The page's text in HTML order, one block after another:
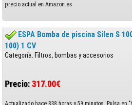
precio actual en Amazon.es
ESPA Bomba de piscina Silen S
100) 1 CV
Categoría: Filtros, bombas y accesorios
Precio: 317.00€